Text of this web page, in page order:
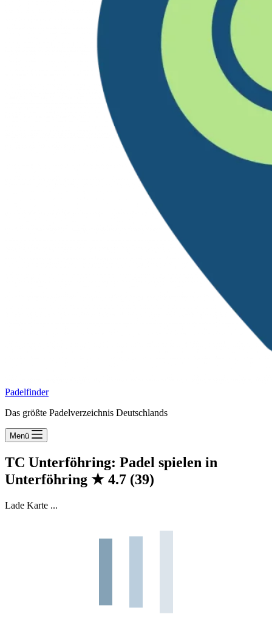
Padelfinder
Das größte Padelverzeichnis Deutschlands
Menü
TC Unterföhring: Padel spielen in
Unterföhring ★ 4.7 (39)
Lade Karte ...